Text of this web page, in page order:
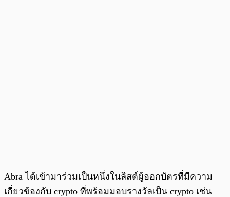
Abra ได้เข้ามาร่วมเป็นหนึ่งในลิสต์ผู้ออกบัตรที่มีความ
เกี่ยวข้องกับ crypto ที่พร้อมมอบรางวัลเป็น crypto เช่น